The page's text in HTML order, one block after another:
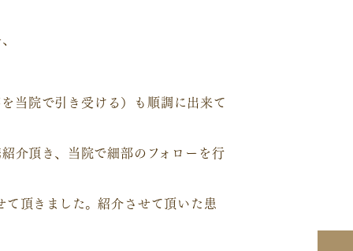
当院で引き受ける）も順調に出来て
介頂き、当院で細部のフォローを行
頂きました。紹介させて頂いた患